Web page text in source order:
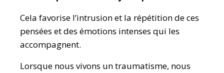
Cela favorise l’intrusion et la répétition de ces
pensées et des émotions intenses qui les
accompagnent.
Lorsque nous vivons un traumatisme, nous